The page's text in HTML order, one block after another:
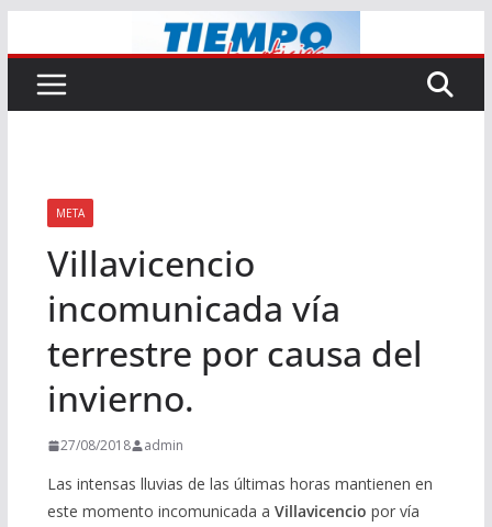
al
contenido
META
Villavicencio
incomunicada vía
terrestre por causa del
invierno.
27/08/2018 admin
Las intensas lluvias de las últimas horas mantienen en
este momento incomunicada a Villavicencio por vía